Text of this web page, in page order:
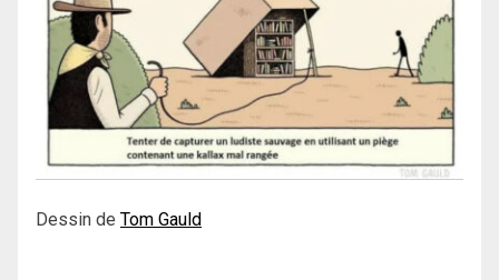
Dessin de Tom Gauld